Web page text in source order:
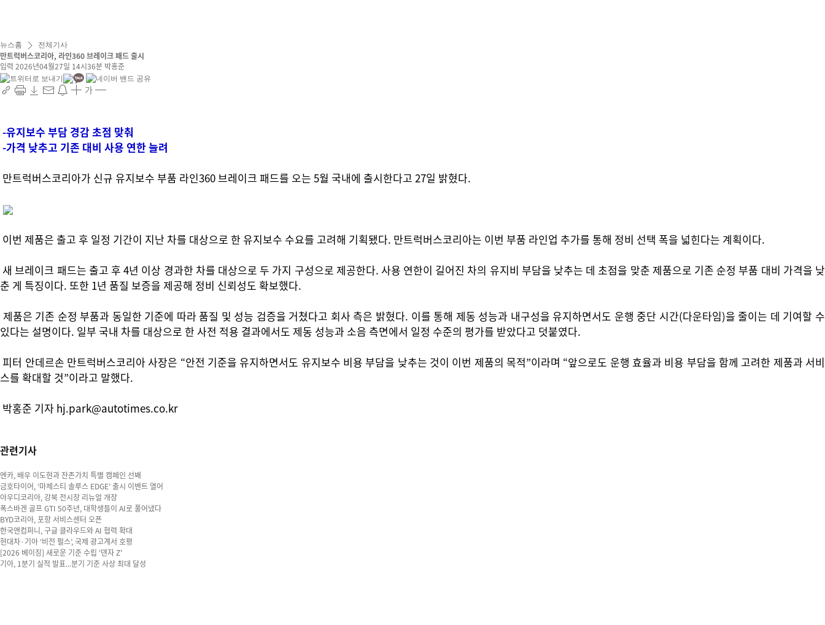
뉴스홈 전체기사
만트럭버스코리아, 라인360 브레이크 패드 출시
입력 2026년04월27일 14시36분 박홍준
가
-유지보수 부담 경감 초점 맞춰
-가격 낮추고 기존 대비 사용 연한 늘려
만트럭버스코리아가 신규 유지보수 부품 라인360 브레이크 패드를 오는 5월 국내에 출시한다고 27일 밝혔다.
이번 제품은 출고 후 일정 기간이 지난 차를 대상으로 한 유지보수 수요를 고려해 기획됐다. 만트럭버스코리아는 이번 부품 라인업 추가를 통해 정비 선택 폭을 넓힌다는 계획이다.
새 브레이크 패드는 출고 후 4년 이상 경과한 차를 대상으로 두 가지 구성으로 제공한다. 사용 연한이 길어진 차의 유지비 부담을 낮추는 데 초점을 맞춘 제품으로 기존 순정 부품 대비 가격을 낮
춘 게 특징이다. 또한 1년 품질 보증을 제공해 정비 신뢰성도 확보했다.
제품은 기존 순정 부품과 동일한 기준에 따라 품질 및 성능 검증을 거쳤다고 회사 측은 밝혔다. 이를 통해 제동 성능과 내구성을 유지하면서도 운행 중단 시간(다운타임)을 줄이는 데 기여할 수
있다는 설명이다. 일부 국내 차를 대상으로 한 사전 적용 결과에서도 제동 성능과 소음 측면에서 일정 수준의 평가를 받았다고 덧붙였다.
피터 안데르손 만트럭버스코리아 사장은 “안전 기준을 유지하면서도 유지보수 비용 부담을 낮추는 것이 이번 제품의 목적”이라며 “앞으로도 운행 효율과 비용 부담을 함께 고려한 제품과 서비
스를 확대할 것”이라고 말했다.
박홍준 기자 hj.park@autotimes.co.kr
관련기사
엔카, 배우 이도현과 잔존가치 특별 캠페인 선봬
금호타이어, ‘마제스티 솔루스 EDGE’ 출시 이벤트 열어
아우디코리아, 강북 전시장 리뉴얼 개장
폭스바겐 골프 GTI 50주년, 대학생들이 AI로 풀어냈다
BYD코리아, 포항 서비스센터 오픈
한국앤컴퍼니, 구글 클라우드와 AI 협력 확대
현대차·기아 ‘비전 펄스’, 국제 광고계서 호평
[2026 베이징] 새로운 기준 수립 '덴자 Z'
기아, 1분기 실적 발표...분기 기준 사상 최대 달성